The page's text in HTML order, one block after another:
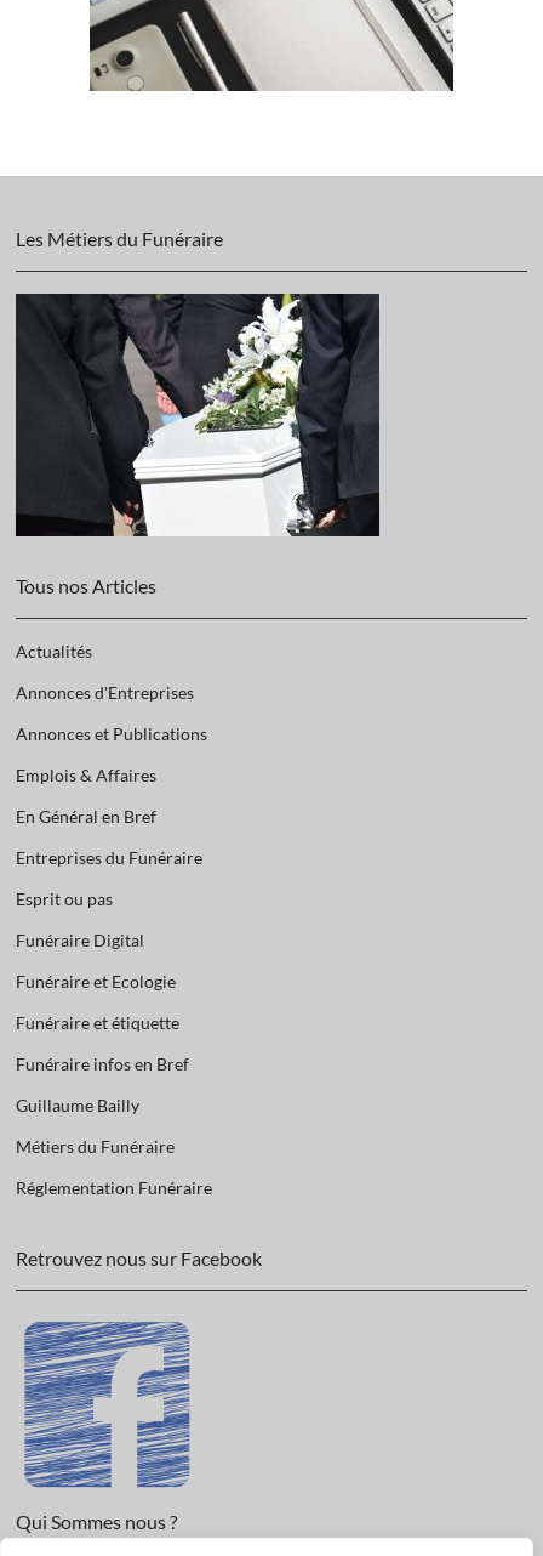
Les Métiers du Funéraire
Tous nos Articles
Actualités
Annonces d'Entreprises
Annonces et Publications
Emplois & Affaires
En Général en Bref
Entreprises du Funéraire
Esprit ou pas
Funéraire Digital
Funéraire et Ecologie
Funéraire et étiquette
Funéraire infos en Bref
Guillaume Bailly
Métiers du Funéraire
Réglementation Funéraire
Retrouvez nous sur Facebook
Qui Sommes nous ?